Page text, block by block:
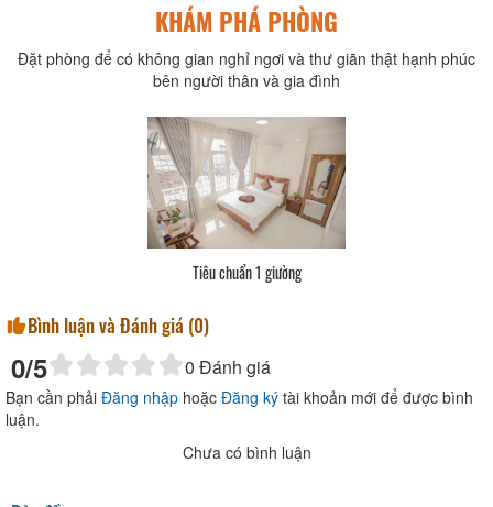
KHÁM PHÁ PHÒNG
Đặt phòng để có không gian nghỉ ngơi và thư giãn thật hạnh phúc
bên người thân và gia đình
Tiêu chuẩn 1 giường
Bình luận và Đánh giá (0)
0/5 0 Đánh giá
Bạn cần phải Đăng nhập hoặc Đăng ký tài khoản mới để được bình
luận.
Chưa có bình luận